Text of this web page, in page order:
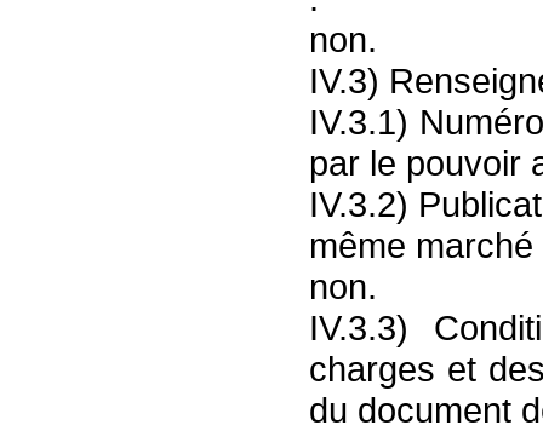
non.
IV.3)
IV.3.1)
par le pouvoir
IV.3.2)
même marché
non.
IV.3.3)
charges et
du document